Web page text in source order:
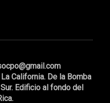
California. De la Bomba
Edificio al fondo del